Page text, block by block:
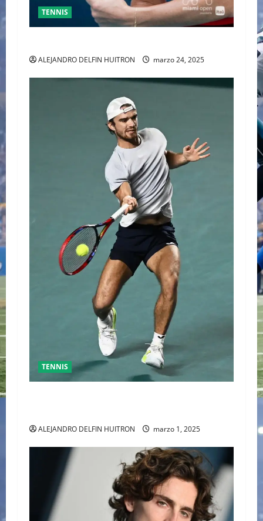
TENNIS
ALEJANDRO DELFIN HUITRON marzo 24, 2025
TENNIS
ALEJANDRO DELFIN HUITRON marzo 1, 2025